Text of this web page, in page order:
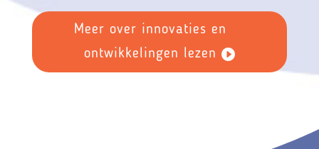
Meer over innovaties en
ontwikkelingen lezen